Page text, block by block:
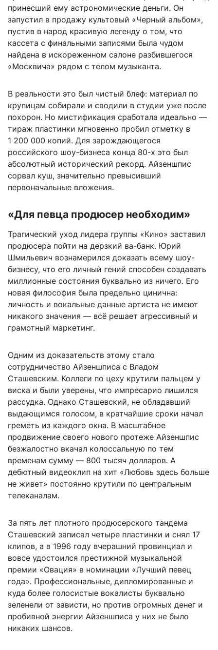
принесший ему астрономические деньги. Он
запустил в продажу культовый «Черный альбом»,
пустив в народ красивую легенду о том, что
кассета с финальными записями была чудом
найдена в искореженном салоне разбившегося
«Москвича» рядом с телом музыканта.
В реальности это был чистый блеф: материал по
крупицам собирали и сводили в студии уже после
похорон. Но мистификация сработала идеально —
тираж пластинки мгновенно пробил отметку в
1 200 000 копий. Для зарождающегося
российского шоу-бизнеса конца 80-х это был
абсолютный исторический рекорд. Айзеншпис
сорвал куш, значительно превысивший
первоначальные вложения.
«Для певца продюсер необходим»
Трагический уход лидера группы «Кино» заставил
продюсера пойти на дерзкий ва-банк. Юрий
Шмильевич вознамерился доказать всему шоу-
бизнесу, что его личный гений способен создавать
миллионные состояния буквально из ничего. Его
новая философия была предельно цинична:
личность и вокальные данные артиста не имеют
никакого значения — всё решает агрессивный и
грамотный маркетинг.
Одним из доказательств этому стало
сотрудничество Айзеншписа с Владом
Сташевским. Коллеги по цеху крутили пальцем у
виска и были уверены, что импресарио лишился
рассудка. Однако Сташевский, не обладавший
выдающимся голосом, в кратчайшие сроки начал
греметь из каждого окна. В масштабное
продвижение своего нового протеже Айзеншпис
безжалостно вкачал колоссальную по тем
временам сумму — 800 тысяч долларов. А
дебютный видеоклип на хит «Любовь здесь больше
не живет» постоянно крутили по центральным
телеканалам.
За пять лет плотного продюсерского тандема
Сташевский записал четыре пластинки и снял 17
клипов, а в 1996 году вчерашний провинциал и
вовсе удостоился престижной музыкальной
премии «Овация» в номинации «Лучший певец
года». Профессиональные, дипломированные и
куда более голосистые вокалисты буквально
зеленели от зависти, но против огромных денег и
пробивной энергии Айзеншписа у них не было
никаких шансов.